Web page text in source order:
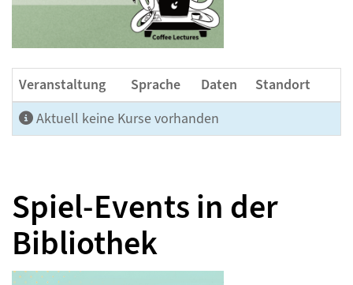
Veranstaltung Sprache Daten
Standort
Aktuell keine Kurse vorhanden
Spiel-Events in der
Bibliothek